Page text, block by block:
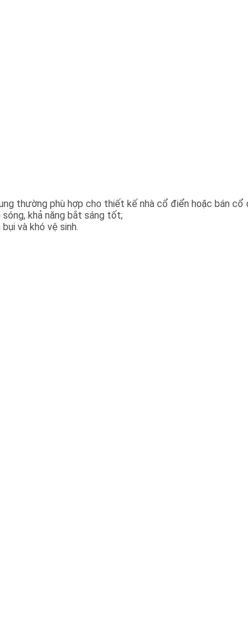
thường phù hợp cho thiết kế nhà cổ điển hoặc bán
khả năng bắt sáng tốt;
và khó vệ sinh.